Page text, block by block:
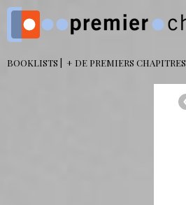
BOOKLISTS + DE PREMIERS CHAPITRES